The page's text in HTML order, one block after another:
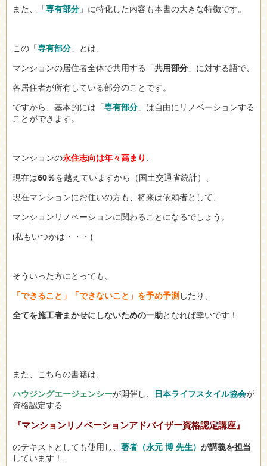
また、
「専有部分 」に特化した内容も本書の大きな特徴です。
この「専有部分 」とは、
マンションの居住者全体で共用する「共用部分 」に対する語で、
各居住者が所有している部分のことです。
ですから、基本的には「専有部分 」は自由にリノベーションする
ことができます。
マンションの永住志向は年々高まり
現在は60％を越えていますから（国土交通省統計）、
現在マンションにお住いの方も、将来は依頼者として、
マンションリノベーションに関わることになるでしょう。
(私もいつかは・・・)
そういった方にとっても、
「できること」「できないこと」を予め予測したり、
全てを施工者まかせにしないための一助となれば幸いです！
また、こちらの書籍は、
ハウジングエージェンシーが開催し、 日本ライフスタイル協会が
資格認定する
『マンションリノベーションアドバイザー資格認定講座』
のテキストとしても使用し、 著者（永元 博 先生） が講義を担当
しています！